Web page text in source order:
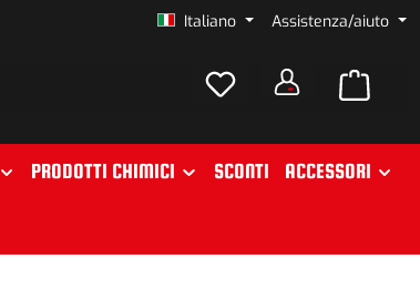
Italiano Assistenza/aiuto
PRODOTTI CHIMICI SCONTI ACCESSORI